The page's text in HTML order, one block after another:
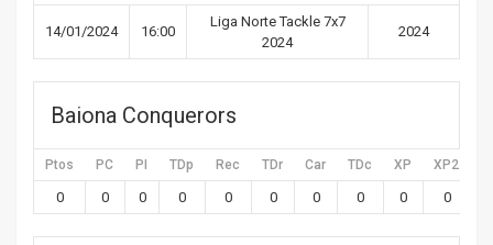
14/01/2024 16:00
Liga Norte Tackle 7x7
2024
2024
Baiona Conquerors
Ptos PC PI TDp Rec TDr Car TDc XP XP2
0 0 0 0 0 0 0 0 0 0